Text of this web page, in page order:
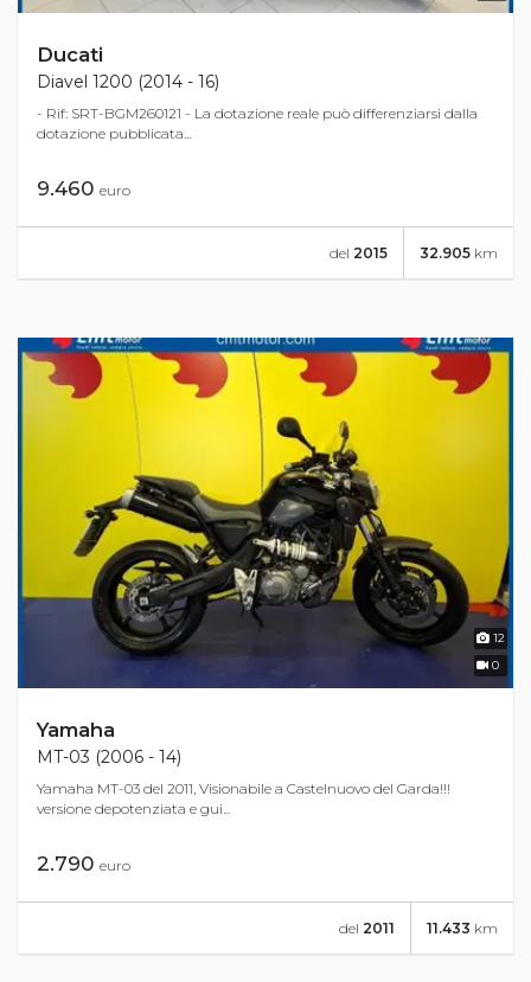
Ducati
Diavel 1200 (2014 - 16)
- Rif: SRT-BGM260121 - La dotazione reale può differenziarsi dalla
dotazione pubblicata...
9.460 euro
32.905 km
del 2015
12
0
Yamaha
MT-03 (2006 - 14)
Yamaha MT-03 del 2011, Visionabile a Castelnuovo del Garda!!!
versione depotenziata e gui...
2.790 euro
11.433 km
del 2011